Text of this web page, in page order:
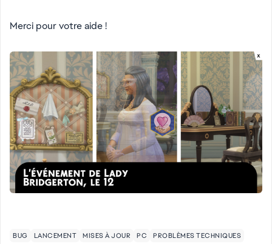
Merci pour votre aide !
BUG LANCEMENT MISES À JOUR PC PROBLÈMES TECHNIQUES